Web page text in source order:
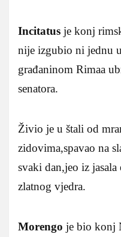
Incitatus je konj
nije izgubio ni jednu
građaninom Rimaa
senatora.
Živio je u štali od
zidovima,spavao na
svaki dan,jeo iz
zlatnog vjedra.
Morengo je bio konj